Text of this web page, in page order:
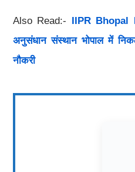
Also Read:- IIPR Bhopal
अनुसंधान संस्थान भोपाल में
नौकरी